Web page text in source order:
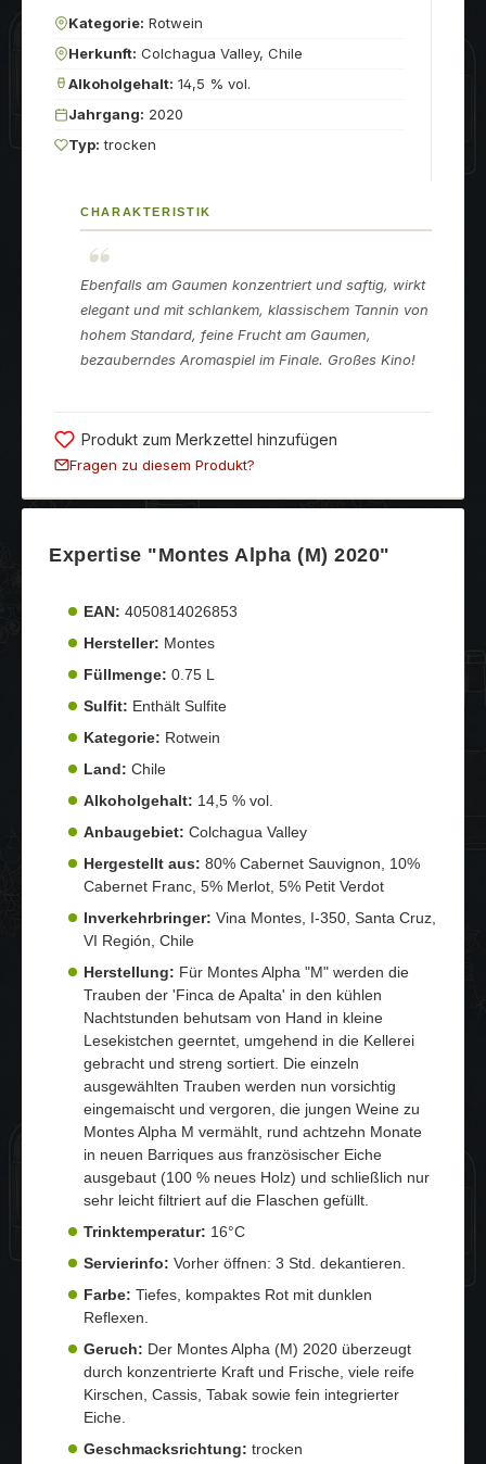
Kategorie: Rotwein
Herkunft: Colchagua Valley, Chile
Alkoholgehalt: 14,5 % vol.
Jahrgang: 2020
Typ: trocken
CHARAKTERISTIK
Ebenfalls am Gaumen konzentriert und saftig, wirkt
elegant und mit schlankem, klassischem Tannin von
hohem Standard, feine Frucht am Gaumen,
bezauberndes Aromaspiel im Finale. Großes Kino!
Produkt zum Merkzettel hinzufügen
Fragen zu diesem Produkt?
Expertise "Montes Alpha (M) 2020"
EAN: 4050814026853
Hersteller: Montes
Füllmenge: 0.75 L
Sulfit: Enthält Sulfite
Kategorie: Rotwein
Land: Chile
Alkoholgehalt: 14,5 % vol.
Anbaugebiet: Colchagua Valley
Hergestellt aus: 80% Cabernet Sauvignon, 10%
Cabernet Franc, 5% Merlot, 5% Petit Verdot
Inverkehrbringer: Vina Montes, I-350, Santa Cruz,
VI Región, Chile
Herstellung: Für Montes Alpha "M" werden die
Trauben der 'Finca de Apalta' in den kühlen
Nachtstunden behutsam von Hand in kleine
Lesekistchen geerntet, umgehend in die Kellerei
gebracht und streng sortiert. Die einzeln
ausgewählten Trauben werden nun vorsichtig
eingemaischt und vergoren, die jungen Weine zu
Montes Alpha M vermählt, rund achtzehn Monate
in neuen Barriques aus französischer Eiche
ausgebaut (100 % neues Holz) und schließlich nur
sehr leicht filtriert auf die Flaschen gefüllt.
Trinktemperatur: 16°C
Servierinfo: Vorher öffnen: 3 Std. dekantieren.
Farbe: Tiefes, kompaktes Rot mit dunklen
Reflexen.
Geruch: Der Montes Alpha (M) 2020 überzeugt
durch konzentrierte Kraft und Frische, viele reife
Kirschen, Cassis, Tabak sowie fein integrierter
Eiche.
Geschmacksrichtung: trocken